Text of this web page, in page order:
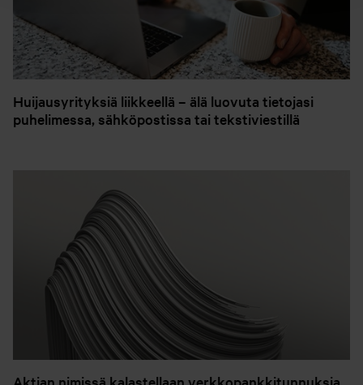
Huijausyrityksiä liikkeellä – älä luovuta tietojasi
puhelimessa, sähköpostissa tai tekstiviestillä